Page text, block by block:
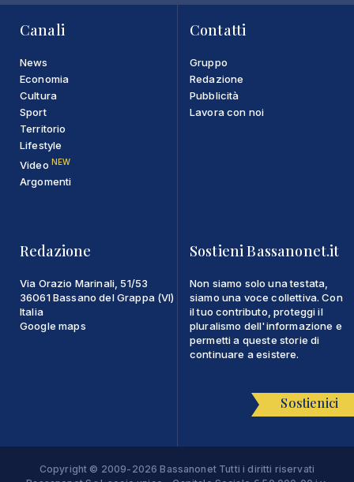
Canali
News
Economia
Cultura
Sport
Territorio
Lifestyle
Video NEW
Argomenti
Contatti
Gruppo
Redazione
Pubblicità
Lavora con noi
Redazione
Via Orazio Marinali, 51/53
36061 Bassano del Grappa (VI)
Italia
Google maps
Sostieni Bassanonet.it
Non siamo solo una testata,
siamo una voce collettiva. Con
il tuo contributo, proteggi il
pluralismo dell'informazione e
permetti a queste storie di
continuare a esistere.
Sostienici
Copyright © 2009-2026 Bassanonet Tutti i diritti riservati